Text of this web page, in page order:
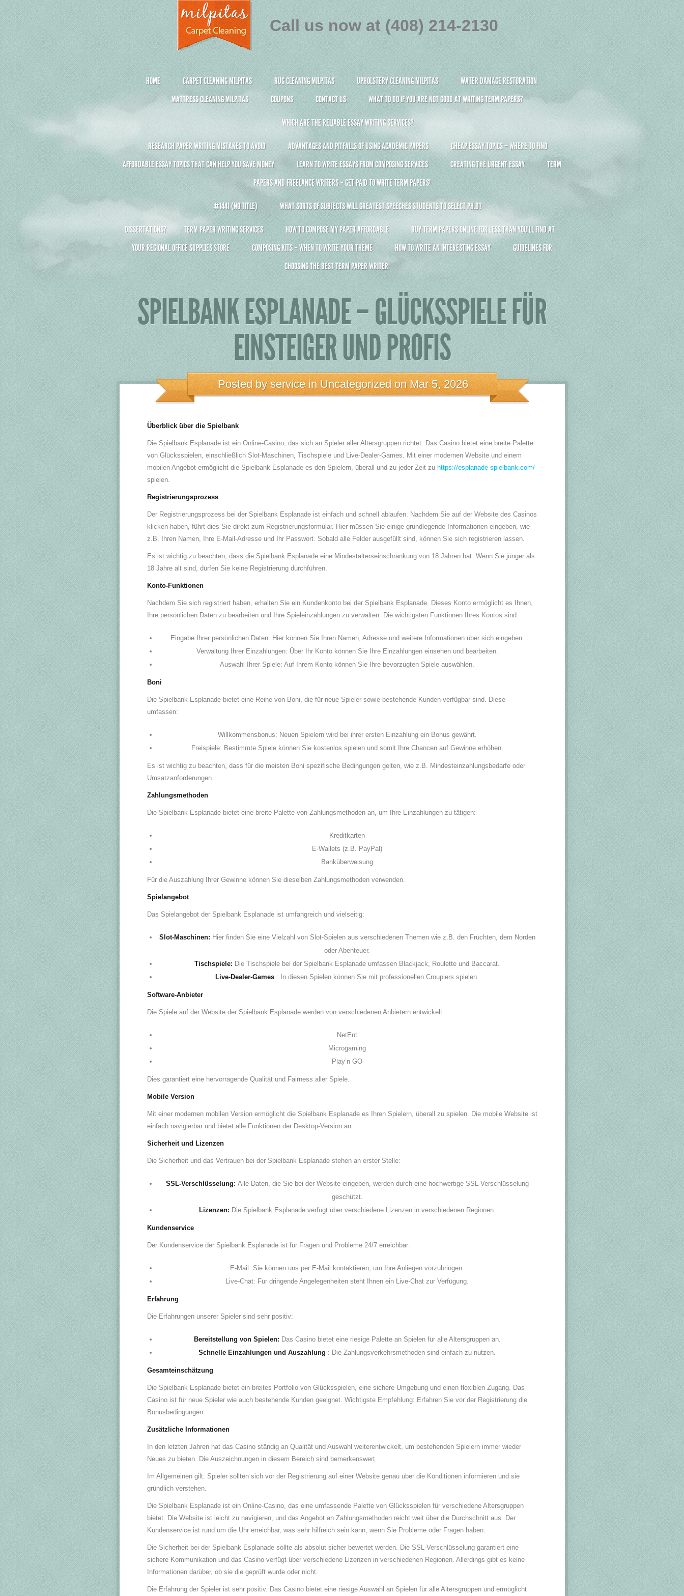
HOME CARPET CLEANING MILPITAS RUG CLEANING MILPITAS UPHOLSTERY CLEANING MILPITAS
WATER DAMAGE RESTORATION
MATTRESS CLEANING MILPITAS
COUPONS CONTACT US WHAT TO DO IF YOU ARE NOT GOOD AT WRITING TERM PAPERS?
WHICH ARE THE RELIABLE ESSAY WRITING SERVICES?
RESEARCH PAPER WRITING MISTAKES TO AVOID ADVANTAGES AND PITFALLS OF USING ACADEMIC PAPERS
CHEAP ESSAY TOPICS – WHERE TO FIND
AFFORDABLE ESSAY TOPICS THAT CAN HELP YOU SAVE MONEY
LEARN TO WRITE ESSAYS FROM COMPOSING SERVICES CREATING THE URGENT ESSAY
TERM
PAPERS AND FREELANCE WRITERS – GET PAID TO WRITE TERM PAPERS!
#1441 (NO TITLE) WHAT SORTS OF SUBJECTS WILL GREATEST SPEECHES STUDENTS TO SELECT PH.D?
DISSERTATIONS? TERM PAPER WRITING SERVICES HOW TO COMPOSE MY PAPER AFFORDABLE
BUY TERM PAPERS ONLINE FOR LESS THAN YOU’LL FIND AT
YOUR REGIONAL OFFICE SUPPLIES STORE
COMPOSING KITS – WHEN TO WRITE YOUR THEME HOW TO WRITE AN INTERESTING ESSAY
GUIDELINES FOR
CHOOSING THE BEST TERM PAPER WRITER
Call us now at (408) 214-2130
SPIELBANK ESPLANADE – GLÜCKSSPIELE FÜR
EINSTEIGER UND PROFIS
Posted by serviceinUncategorizedon Mar 5, 2026
Überblick über die Spielbank
Die Spielbank Esplanade ist ein Online-Casino, das sich an Spieler aller Altersgruppen richtet. Das Casino bietet eine breite Palette
von Glücksspielen, einschließlich Slot-Maschinen, Tischspiele und Live-Dealer-Games. Mit einer modernen Website und einem
mobilen Angebot ermöglicht die Spielbank Esplanade es den Spielern, überall und zu jeder Zeit zu https://esplanade-spielbank.com/
spielen.
Registrierungsprozess
Der Registrierungsprozess bei der Spielbank Esplanade ist einfach und schnell ablaufen. Nachdem Sie auf der Website des Casinos
klicken haben, führt dies Sie direkt zum Registrierungsformular. Hier müssen Sie einige grundlegende Informationen eingeben, wie
z.B. Ihren Namen, Ihre E-Mail-Adresse und Ihr Passwort. Sobald alle Felder ausgefüllt sind, können Sie sich registrieren lassen.
Es ist wichtig zu beachten, dass die Spielbank Esplanade eine Mindestalterseinschränkung von 18 Jahren hat. Wenn Sie jünger als
18 Jahre alt sind, dürfen Sie keine Registrierung durchführen.
Konto-Funktionen
Nachdem Sie sich registriert haben, erhalten Sie ein Kundenkonto bei der Spielbank Esplanade. Dieses Konto ermöglicht es Ihnen,
Ihre persönlichen Daten zu bearbeiten und Ihre Spieleinzahlungen zu verwalten. Die wichtigsten Funktionen Ihres Kontos sind:
Eingabe Ihrer persönlichen Daten: Hier können Sie Ihren Namen, Adresse und weitere Informationen über sich eingeben.
Verwaltung Ihrer Einzahlungen: Über Ihr Konto können Sie Ihre Einzahlungen einsehen und bearbeiten.
Auswahl Ihrer Spiele: Auf Ihrem Konto können Sie Ihre bevorzugten Spiele auswählen.
Boni
Die Spielbank Esplanade bietet eine Reihe von Boni, die für neue Spieler sowie bestehende Kunden verfügbar sind. Diese
umfassen:
Willkommensbonus: Neuen Spielern wird bei ihrer ersten Einzahlung ein Bonus gewährt.
Freispiele: Bestimmte Spiele können Sie kostenlos spielen und somit Ihre Chancen auf Gewinne erhöhen.
Es ist wichtig zu beachten, dass für die meisten Boni spezifische Bedingungen gelten, wie z.B. Mindesteinzahlungsbedarfe oder
Umsatzanforderungen.
Zahlungsmethoden
Die Spielbank Esplanade bietet eine breite Palette von Zahlungsmethoden an, um Ihre Einzahlungen zu tätigen:
Kreditkarten
E-Wallets (z.B. PayPal)
Banküberweisung
Für die Auszahlung Ihrer Gewinne können Sie dieselben Zahlungsmethoden verwenden.
Spielangebot
Das Spielangebot der Spielbank Esplanade ist umfangreich und vielseitig:
Slot-Maschinen: Hier finden Sie eine Vielzahl von Slot-Spielen aus verschiedenen Themen wie z.B. den Früchten, dem Norden
oder Abenteuer.
Tischspiele: Die Tischspiele bei der Spielbank Esplanade umfassen Blackjack, Roulette und Baccarat.
Live-Dealer-Games : In diesen Spielen können Sie mit professionellen Croupiers spielen.
Software-Anbieter
Die Spiele auf der Website der Spielbank Esplanade werden von verschiedenen Anbietern entwickelt:
NetEnt
Microgaming
Play’n GO
Dies garantiert eine hervorragende Qualität und Fairness aller Spiele.
Mobile Version
Mit einer modernen mobilen Version ermöglicht die Spielbank Esplanade es Ihren Spielern, überall zu spielen. Die mobile Website ist
einfach navigierbar und bietet alle Funktionen der Desktop-Version an.
Sicherheit und Lizenzen
Die Sicherheit und das Vertrauen bei der Spielbank Esplanade stehen an erster Stelle:
SSL-Verschlüsselung: Alle Daten, die Sie bei der Website eingeben, werden durch eine hochwertige SSL-Verschlüsselung
geschützt.
Lizenzen: Die Spielbank Esplanade verfügt über verschiedene Lizenzen in verschiedenen Regionen.
Kundenservice
Der Kundenservice der Spielbank Esplanade ist für Fragen und Probleme 24/7 erreichbar:
E-Mail: Sie können uns per E-Mail kontaktieren, um Ihre Anliegen vorzubringen.
Live-Chat: Für dringende Angelegenheiten steht Ihnen ein Live-Chat zur Verfügung.
Erfahrung
Die Erfahrungen unserer Spieler sind sehr positiv:
Bereitstellung von Spielen: Das Casino bietet eine riesige Palette an Spielen für alle Altersgruppen an.
Schnelle Einzahlungen und Auszahlung : Die Zahlungsverkehrsmethoden sind einfach zu nutzen.
Gesamteinschätzung
Die Spielbank Esplanade bietet ein breites Portfolio von Glücksspielen, eine sichere Umgebung und einen flexiblen Zugang. Das
Casino ist für neue Spieler wie auch bestehende Kunden geeignet. Wichtigste Empfehlung: Erfahren Sie vor der Registrierung die
Bonusbedingungen.
Zusätzliche Informationen
In den letzten Jahren hat das Casino ständig an Qualität und Auswahl weiterentwickelt, um bestehenden Spielern immer wieder
Neues zu bieten. Die Auszeichnungen in diesem Bereich sind bemerkenswert.
Im Allgemeinen gilt: Spieler sollten sich vor der Registrierung auf einer Website genau über die Konditionen informieren und sie
gründlich verstehen.
Die Spielbank Esplanade ist ein Online-Casino, das eine umfassende Palette von Glücksspielen für verschiedene Altersgruppen
bietet. Die Website ist leicht zu navigieren, und das Angebot an Zahlungsmethoden reicht weit über die Durchschnitt aus. Der
Kundenservice ist rund um die Uhr erreichbar, was sehr hilfreich sein kann, wenn Sie Probleme oder Fragen haben.
Die Sicherheit bei der Spielbank Esplanade sollte als absolut sicher bewertet werden. Die SSL-Verschlüsselung garantiert eine
sichere Kommunikation und das Casino verfügt über verschiedene Lizenzen in verschiedenen Regionen. Allerdings gibt es keine
Informationen darüber, ob sie die geprüft wurde oder nicht.
Die Erfahrung der Spieler ist sehr positiv. Das Casino bietet eine riesige Auswahl an Spielen für alle Altersgruppen und ermöglicht